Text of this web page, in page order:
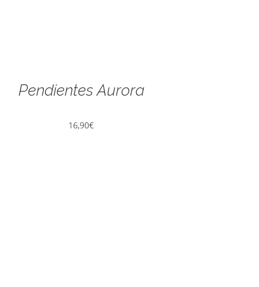
Pendientes Aurora
16,90€